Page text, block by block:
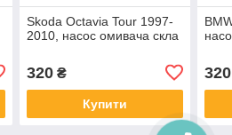
Skoda Octavia Tour 1997-
2010, насос омивача скла
320₴
Купити
320